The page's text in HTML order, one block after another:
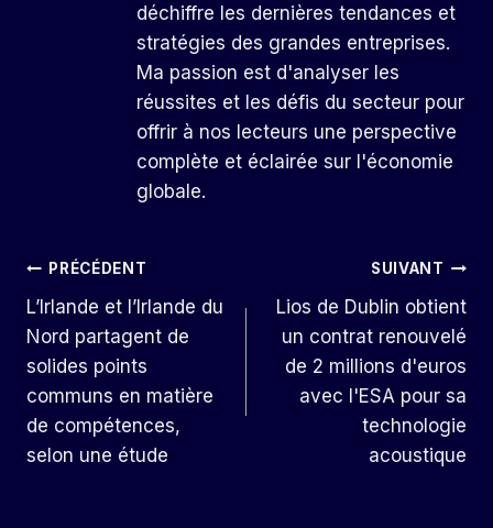
déchiffre les dernières tendances et
stratégies des grandes entreprises.
Ma passion est d'analyser les
réussites et les défis du secteur pour
offrir à nos lecteurs une perspective
complète et éclairée sur l'économie
globale.
Navigation
De
L’article
PRÉCÉDENT
L’Irlande et l’Irlande du
Nord partagent de
solides points
communs en matière
de compétences,
selon une étude
SUIVANT
Lios de Dublin obtient
un contrat renouvelé
de 2 millions d'euros
avec l'ESA pour sa
technologie
acoustique